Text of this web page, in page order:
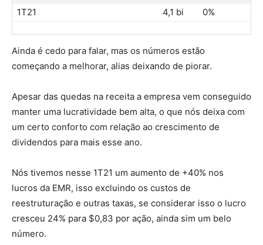
1T21
4,1 bi 0%
Ainda é cedo para falar, mas os números estão
começando a melhorar, alias deixando de piorar.
Apesar das quedas na receita a empresa vem conseguido
manter uma lucratividade bem alta, o que nós deixa com
um certo conforto com relação ao crescimento de
dividendos para mais esse ano.
Nós tivemos nesse 1T21 um aumento de +40% nos
lucros da EMR, isso excluindo os custos de
reestruturação e outras taxas, se considerar isso o lucro
cresceu 24% para $0,83 por ação, ainda sim um belo
número.